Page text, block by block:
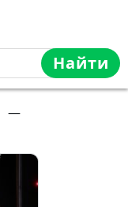
Найти
—